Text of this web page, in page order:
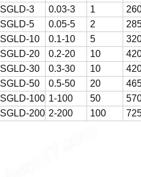
SGLD-3
0.03-3 1
SGLD-5
0.05-5 2
SGLD-10
0.1-10 5
SGLD-20
0.2-20 10
SGLD-30
0.3-30 10
SGLD-50
0.5-50 20
SGLD-100 1-100 50
SGLD-200 2-200 100